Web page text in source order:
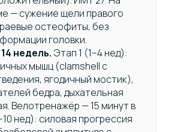
— сужение щели правого
остеофиты, без
головки.
недель. Этап 1 (1–4 нед):
мышц (clamshell с
ягодичный мостик),
бедра, дыхательная
Велотренажёр — 15 минут в
нед): силовая прогрессия